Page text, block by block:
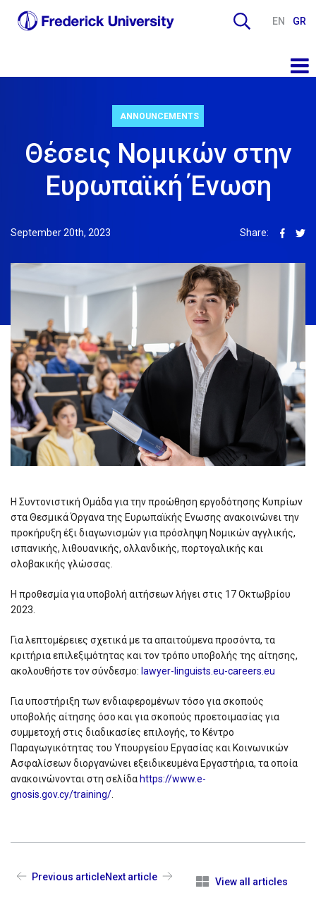
EN GR
ANNOUNCEMENTS
Θέσεις Νομικών στην
Ευρωπαϊκή Ένωση
September 20th, 2023 Share:
Η Συντονιστική Ομάδα για την προώθηση εργοδότησης Κυπρίων
στα Θεσμικά Όργανα της Ευρωπαϊκής Ενωσης ανακοινώνει την
προκήρυξη έξι διαγωνισμών για πρόσληψη Νομικών αγγλικής,
ισπανικής, λιθουανικής, ολλανδικής, πορτογαλικής και
σλοβακικής γλώσσας.
Η προθεσμία για υποβολή αιτήσεων λήγει στις 17 Οκτωβρίου
2023.
Για λεπτομέρειες σχετικά με τα απαιτούμενα προσόντα, τα
κριτήρια επιλεξιμότητας και τον τρόπο υποβολής της αίτησης,
ακολουθήστε τον σύνδεσμο: lawyer-linguists.eu-careers.eu
Για υποστήριξη των ενδιαφερομένων τόσο για σκοπούς
υποβολής αίτησης όσο και για σκοπούς προετοιμασίας για
συμμετοχή στις διαδικασίες επιλογής, το Κέντρο
Παραγωγικότητας του Υπουργείου Εργασίας και Κοινωνικών
Ασφαλίσεων διοργανώνει εξειδικευμένα Εργαστήρια, τα οποία
ανακοινώνονται στη σελίδαhttps://www.e-
gnosis.gov.cy/training/
Previous article View all articles
Next article